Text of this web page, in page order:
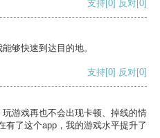
支持 [0] 反对 [0]
够快速到达目的地。
支持[0] 反对[0]
游戏再也不会出现卡顿、掉线的情
有了这个app，我的游戏水平提升了